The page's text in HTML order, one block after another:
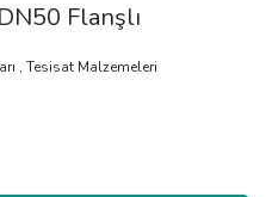
Flanşlı
,Tesisat Malzemeleri